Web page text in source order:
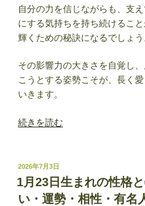
自分の力を信じながらも、支
にする気持ちを持ち続けるこ
輝くための秘訣になるでしょう
その影響力の大きさを自覚し
こうとする姿勢こそが、長く
いきます。
“1
日
生
ま
続きを読む
投
稿
日:
2026年7月3日
1月23日生まれの性格
い・運勢・相性・有名